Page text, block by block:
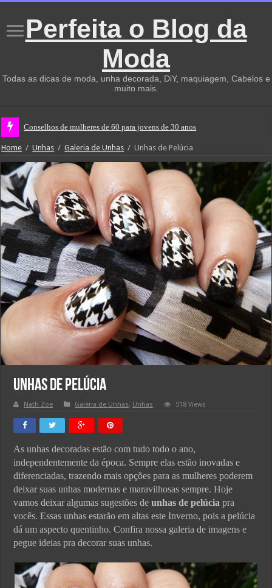
Perfeita o Blog da
Moda
Todas as dicas de moda, unha decorada, DiY, maquiagem, Cabelos e
muito mais.
Conselhos de mulheres de 60 para jovens de 30 anos
Home / Unhas / Galeria de Unhas / Unhas de Pelúcia
Unhas de Pelúcia
Nath Zoe Galeria de Unhas, Unhas 518 Views
As unhas decoradas estão com tudo todo o ano,
independentemente da época. Sempre elas estão inovadas e
diferenciadas, trazendo mais opções para as mulheres poderem
deixar suas unhas modernas e maravilhosas sempre. Hoje
vamos deixar algumas sugestões deunhas de pelúcia pra
vocês. Essas unhas estarão em altas este Inverno, pois a pelúcia
dá um aspecto quentinho. Confira nossa galeria de imagens e
pegue ideias pra decorar suas unhas.